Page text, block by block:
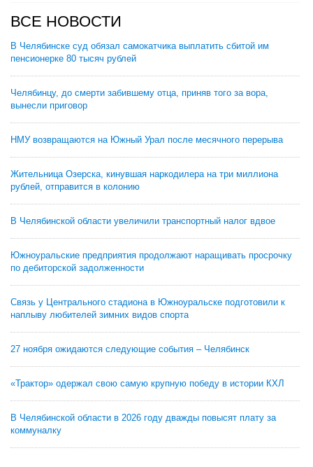
ВСЕ НОВОСТИ
В Челябинске суд обязал самокатчика выплатить сбитой им
пенсионерке 80 тысяч рублей
Челябинцу, до смерти забившему отца, приняв того за вора,
вынесли приговор
НМУ возвращаются на Южный Урал после месячного перерыва
Жительница Озерска, кинувшая наркодилера на три миллиона
рублей, отправится в колонию
В Челябинской области увеличили транспортный налог вдвое
Южноуральские предприятия продолжают наращивать просрочку
по дебиторской задолженности
Связь у Центрального стадиона в Южноуральске подготовили к
наплыву любителей зимних видов спорта
27 ноября ожидаются следующие события – Челябинск
«Трактор» одержал свою самую крупную победу в истории КХЛ
В Челябинской области в 2026 году дважды повысят плату за
коммуналку